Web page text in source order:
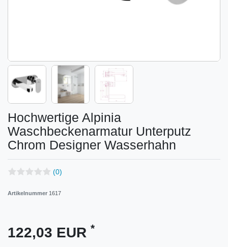
Hochwertige Alpinia
Waschbeckenarmatur Unterputz
Chrom Designer Wasserhahn
(0)
Artikelnummer 1617
122,03 EUR *